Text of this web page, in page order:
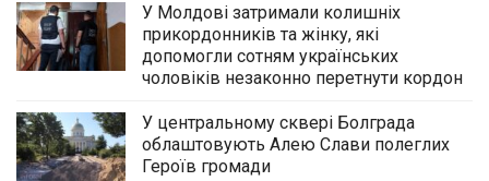
У Молдові затримали колишніх
прикордонників та жінку, які
допомогли сотням українських
чоловіків незаконно перетнути кордон
У центральному сквері Болграда
облаштовують Алею Слави полеглих
Героїв громади